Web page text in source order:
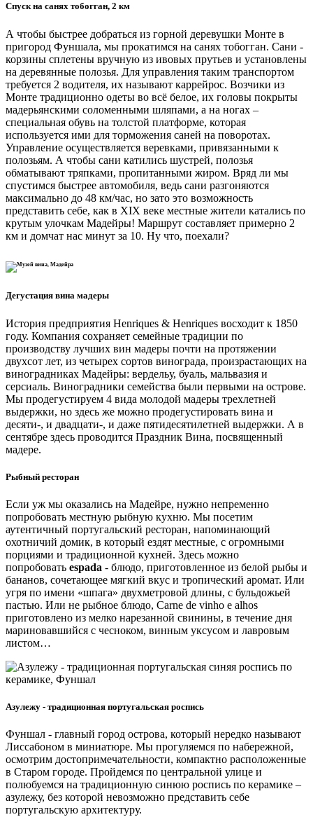
Спуск на санях тобогган, 2 км
А чтобы быстрее добраться из горной деревушки Монте в
пригород Фуншала, мы прокатимся на санях тобогган. Сани -
корзины сплетены вручную из ивовых прутьев и установлены
на деревянные полозья. Для управления таким транспортом
требуется 2 водителя, их называют каррейрос. Возчики из
Монте традиционно одеты во всё белое, их головы покрыты
мадерьянскими соломенными шляпами, а на ногах –
специальная обувь на толстой платформе, которая
используется ими для торможения саней на поворотах.
Управление осуществляется веревками, привязанными к
полозьям. А чтобы сани катились шустрей, полозья
обматывают тряпками, пропитанными жиром. Вряд ли мы
спустимся быстрее автомобиля, ведь сани разгоняются
максимально до 48 км/час, но зато это возможность
представить себе, как в XIX веке местные жители катались по
крутым улочкам Мадейры! Маршрут составляет примерно 2
км и домчат нас минут за 10. Ну что, поехали?
Дегустация вина мадеры
История предприятия Henriques & Henriques восходит к 1850
году. Компания сохраняет семейные традиции по
производству лучших вин мадеры почти на протяжении
двухсот лет, из четырех сортов винограда, произрастающих на
виноградниках Мадейры: вердельу, буаль, мальвазия и
серсиаль. Виноградники семейства были первыми на острове.
Мы продегустируем 4 вида молодой мадеры трехлетней
выдержки, но здесь же можно продегустировать вина и
десяти-, и двадцати-, и даже пятидесятилетней выдержки. А в
сентябре здесь проводится Праздник Вина, посвященный
мадере.
Рыбный ресторан
Если уж мы оказались на Мадейре, нужно непременно
попробовать местную рыбную кухню. Мы посетим
аутентичный португальский ресторан, напоминающий
охотничий домик, в который ездят местные, с огромными
порциями и традиционной кухней. Здесь можно
попробовать espada - блюдо, приготовленное из белой рыбы и
бананов, сочетающее мягкий вкус и тропический аромат. Или
угря по имени «шпага» двухметровой длины, с бульдожьей
пастью. Или не рыбное блюдо, Сarne de vinho e alhos
приготовлено из мелко нарезанной свинины, в течение дня
мариновавшийся с чесноком, винным уксусом и лавровым
листом…
Азулежу - традиционная португальская роспись
Фуншал - главный город острова, который нередко называют
Лиссабоном в миниатюре. Мы прогуляемся по набережной,
осмотрим достопримечательности, компактно расположенные
в Старом городе. Пройдемся по центральной улице и
полюбуемся на традиционную синюю роспись по керамике –
азулежу, без которой невозможно представить себе
португальскую архитектуру.